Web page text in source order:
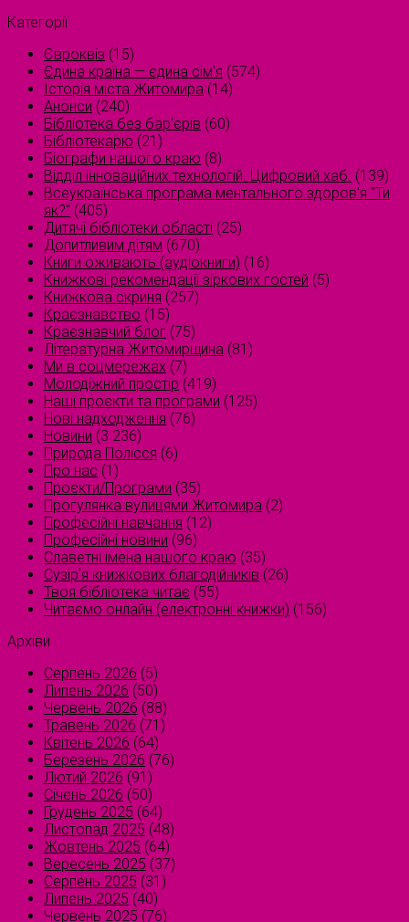
Категорії
Євроквіз (15)
Єдина країна — єдина сім’я (574)
Історія міста Житомира (14)
Анонси (240)
Бібліотека без бар'єрів (60)
Бібліотекарю (21)
Біографи нашого краю (8)
Відділ інноваційних технологій. Цифровий хаб. (139)
Всеукраїнська програма ментального здоров'я "Ти
як?" (405)
Дитячі бібліотеки області (25)
Допитливим дітям (670)
Книги оживають (аудіокниги) (16)
Книжкові рекомендації зіркових гостей (5)
Книжкова скриня (257)
Краєзнавство (15)
Краєзнавчий блог (75)
Літературна Житомирщина (81)
Ми в соцмережах (7)
Молодіжний простір (419)
Наші проєкти та програми (125)
Нові надходження (76)
Новини (3 236)
Природа Полісся (6)
Про нас (1)
Проєкти/Програми (35)
Прогулянка вулицями Житомира (2)
Професійні навчання (12)
Професійні новини (96)
Славетні імена нашого краю (35)
Сузірʼя книжкових благодійників (26)
Твоя бібліотека читає (55)
Читаємо онлайн (електронні книжки) (156)
Архіви
Серпень 2026 (5)
Липень 2026 (50)
Червень 2026 (88)
Травень 2026 (71)
Квітень 2026 (64)
Березень 2026 (76)
Лютий 2026 (91)
Січень 2026 (50)
Грудень 2025 (64)
Листопад 2025 (48)
Жовтень 2025 (64)
Вересень 2025 (37)
Серпень 2025 (31)
Липень 2025 (40)
Червень 2025 (76)